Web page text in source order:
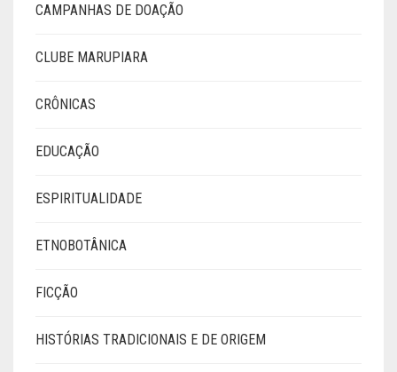
CAMPANHAS DE DOAÇÃO
CLUBE MARUPIARA
CRÔNICAS
EDUCAÇÃO
ESPIRITUALIDADE
ETNOBOTÂNICA
FICÇÃO
HISTÓRIAS TRADICIONAIS E DE ORIGEM